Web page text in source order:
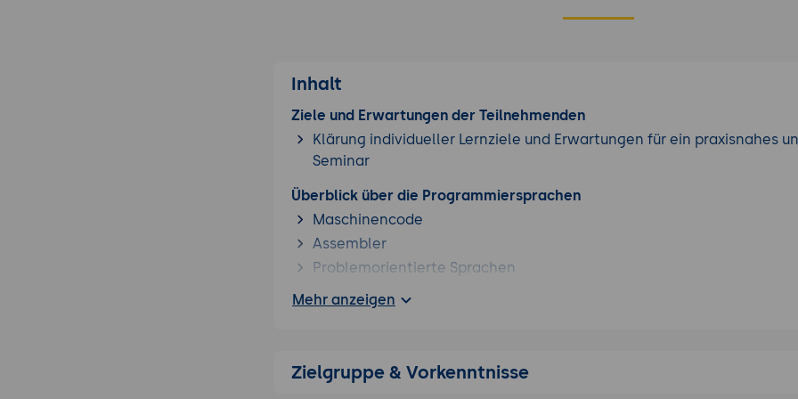
Inhalt
Ziele und Erwartungen der Teilnehmenden
Klärung individueller Lernziele und Erwartungen für ein praxisnahes
Seminar
Überblick über die Programmiersprachen
Maschinencode
Assembler
Problemorientierte Sprachen
Funktional-deklarative Sprachen
Plattformen
Mehr anzeigen
Zielgruppe & Vorkenntnisse